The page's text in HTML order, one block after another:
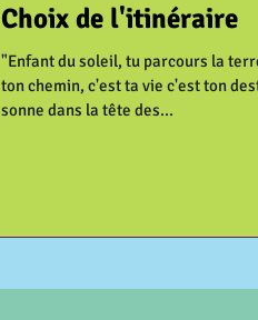
Choix de l'itinéraire
"Enfant du soleil, tu parcours la
ton chemin, c'est ta vie c'est ton
sonne dans la tête des...